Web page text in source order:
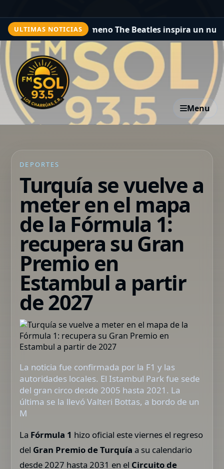
ULTIMAS NOTICIAS
el fenómeno The Beatles inspira un nuevo
Menu
DEPORTES
Turquía se vuelve a
meter en el mapa
de la Fórmula 1:
recupera su Gran
Premio en
Estambul a partir
de 2027
La noticia fue confirmada por la F1 y las
autoridades locales. El Istambul Park fue sede
del gran circo desde 2005 hasta 2021. La
última se la llevó Valteri Bottas, a bordo de un
M
La Fórmula 1 hizo oficial este viernes el regreso
del Gran Premio de Turquía a su calendario
desde 2027 hasta 2031 en el Circuito de